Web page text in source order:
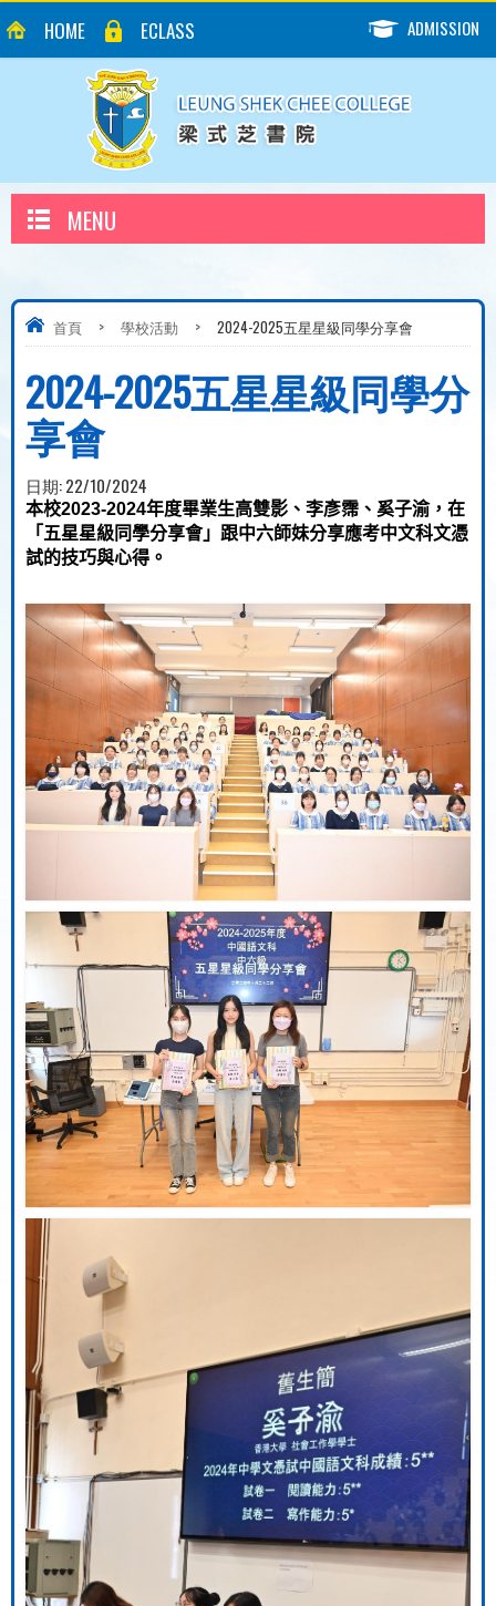
HOME ECLASS ADMISSION
MENU
首頁 > 學校活動 > ​​2024-2025五星星級同學分享會​
​​2024-2025五星星級同學分
享會​
日期:22/10/2024
本校2023-2024年度畢業生高雙影、李彥霈、奚子渝，在
「 五星星級同學分享會」 跟中六師妹分享應考中文科文憑
試的技巧與心得。